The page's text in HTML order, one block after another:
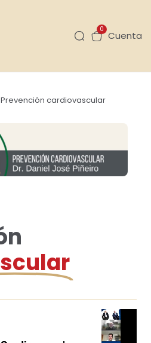
0
Cuenta
Prevención cardiovascular